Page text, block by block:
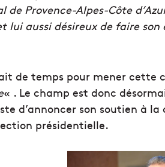
Provence-Alpes-Côte
lui aussi désireux de faire
de temps pour mener cette
« . Le champ est donc
d’annoncer son soutien à
présidentielle.